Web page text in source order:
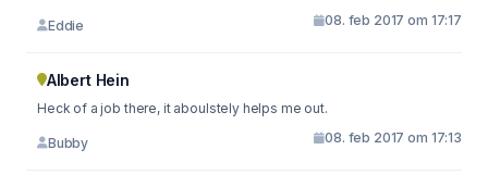
Eddie 08. feb 2017 om 17:17
Albert Hein
Heck of a job there, it aboulstely helps me out.
Bubby 08. feb 2017 om 17:13